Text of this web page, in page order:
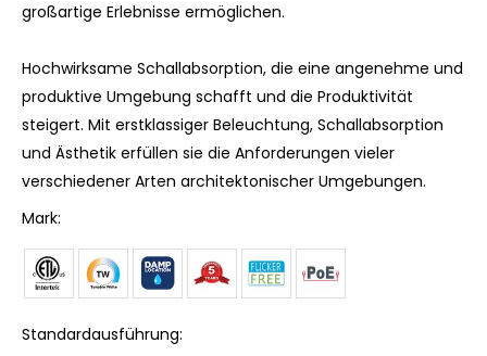
großartige Erlebnisse ermöglichen.
Hochwirksame Schallabsorption, die eine angenehme und
produktive Umgebung schafft und die Produktivität
steigert. Mit erstklassiger Beleuchtung, Schallabsorption
und Ästhetik erfüllen sie die Anforderungen vieler
verschiedener Arten architektonischer Umgebungen.
Mark:
Standardausführung: